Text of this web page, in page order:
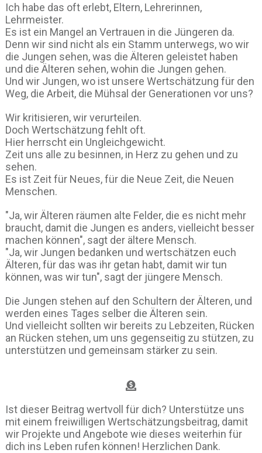
Ich habe das oft erlebt, Eltern, Lehrerinnen,
Lehrmeister.
Es ist ein Mangel an Vertrauen in die Jüngeren da.
Denn wir sind nicht als ein Stamm unterwegs, wo wir
die Jungen sehen, was die Älteren geleistet haben
und die Älteren sehen, wohin die Jungen gehen.
Und wir Jungen, wo ist unsere Wertschätzung für den
Weg, die Arbeit, die Mühsal der Generationen vor uns?
Wir kritisieren, wir verurteilen.
Doch Wertschätzung fehlt oft.
Hier herrscht ein Ungleichgewicht.
Zeit uns alle zu besinnen, in Herz zu gehen und zu
sehen.
Es ist Zeit für Neues, für die Neue Zeit, die Neuen
Menschen.
"Ja, wir Älteren räumen alte Felder, die es nicht mehr
braucht, damit die Jungen es anders, vielleicht besser
machen können", sagt der ältere Mensch.
"Ja, wir Jungen bedanken und wertschätzen euch
Älteren, für das was ihr getan habt, damit wir tun
können, was wir tun", sagt der jüngere Mensch.
Die Jungen stehen auf den Schultern der Älteren, und
werden eines Tages selber die Älteren sein.
Und vielleicht sollten wir bereits zu Lebzeiten, Rücken
an Rücken stehen, um uns gegenseitig zu stützen, zu
unterstützen und gemeinsam stärker zu sein.
Ist dieser Beitrag wertvoll für dich? Unterstütze uns
mit einem freiwilligen Wertschätzungsbeitrag, damit
wir Projekte und Angebote wie dieses weiterhin für
dich ins Leben rufen können! Herzlichen Dank.